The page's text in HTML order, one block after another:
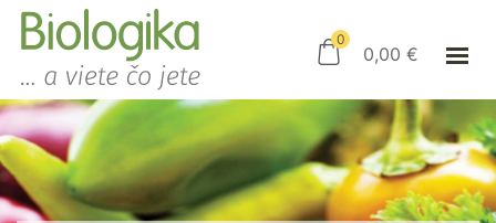
ESHOP
AKO NAKUPOVAŤ
KAMENNÝ OBCHOD
KONTAKT
0
0,00 €
PRIHLÁSENIE